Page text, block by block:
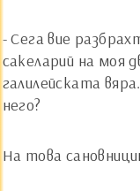
- Сега вие
сакеларий на моя
галилейската
него?
На това